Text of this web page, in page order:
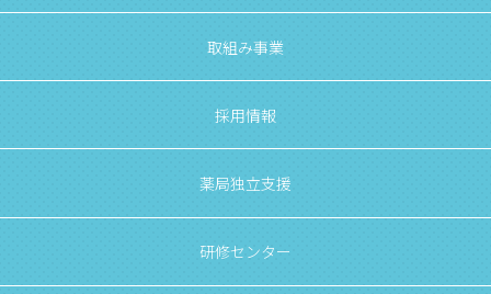
取組み事業
採用情報
薬局独立支援
研修センター